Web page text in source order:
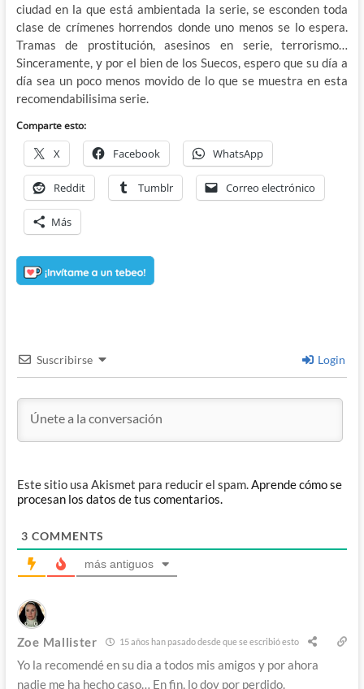
ciudad en la que está ambientada la serie, se esconden toda
clase de crímenes horrendos donde uno menos se lo espera.
Tramas de prostitución, asesinos en serie, terrorismo…
Sinceramente, y por el bien de los Suecos, espero que su día a
día sea un poco menos movido de lo que se muestra en esta
recomendabilisima serie.
Comparte esto:
X Facebook WhatsApp
Reddit Tumblr Correo electrónico
Más
Suscribirse Login
Este sitio usa Akismet para reducir el spam.Aprende cómo se
procesan los datos de tus comentarios.
3 COMMENTS
más antiguos
Zoe Mallister 15 años han pasado desde que se escribió esto
Yo la recomendé en su dia a todos mis amigos y por ahora
nadie me ha hecho caso… En fin, lo doy por perdido.